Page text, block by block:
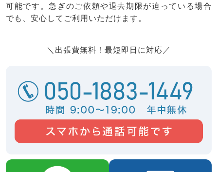
可能です。急ぎのご依頼や退去期限が迫っている場合
でも、安心してご利用いただけます。
＼出張費無料！最短即日に対応／